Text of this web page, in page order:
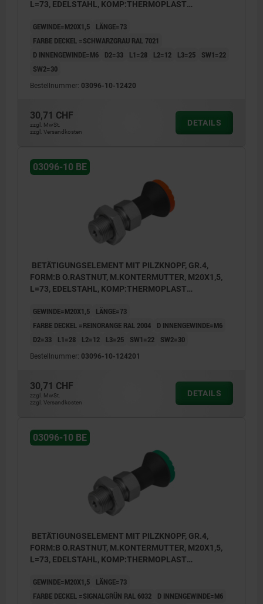
2) Bowdenzughülle
4) Stellschraube
5) Betätigungselement
7) Deckel
L=73, EDELSTAHL, KOMP:THERMOPLAST
RAL7021
GEWINDE=M20X1,5
LÄNGE=73
FARBE DECKEL =SCHWARZGRAU RAL 7021
D INNENGEWINDE=M6
D2=33 L1=28 L2=12 L3=25
SW1=22
SW2=30
Bestellnummer: 03096-10-12420
30,71 CHF
zzgl. MwSt.
zzgl. Versandkosten
DETAILS
03096-10 BE
BETÄTIGUNGSELEMENT MIT PILZKNOPF, GR.4,
FORM:B O.RASTNUT, M.KONTERMUTTER, M20X1,5,
L=73, EDELSTAHL, KOMP:THERMOPLAST
GEWINDE=M20X1,5
LÄNGE=73
FARBE DECKEL =REINORANGE RAL 2004
D INNENGEWINDE=M6
D2=33
L1=28 L2=12 L3=25 SW1=22 SW2=30
Bestellnummer: 03096-10-124201
30,71 CHF
zzgl. MwSt.
zzgl. Versandkosten
DETAILS
03096-10 BE
BETÄTIGUNGSELEMENT MIT PILZKNOPF, GR.4,
FORM:B O.RASTNUT, M.KONTERMUTTER, M20X1,5,
L=73, EDELSTAHL, KOMP:THERMOPLAST
GEWINDE=M20X1,5
LÄNGE=73
FARBE DECKEL =SIGNALGRÜN RAL 6032
D INNENGEWINDE=M6